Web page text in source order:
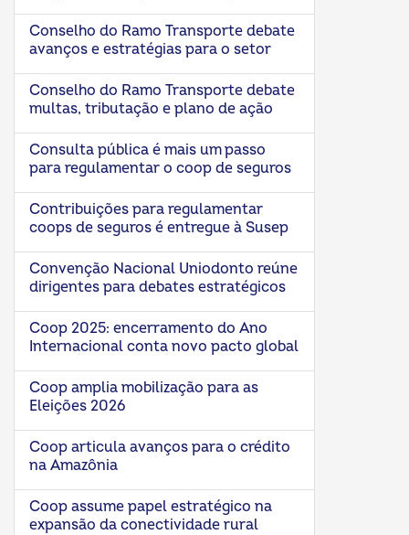
Conselho do Ramo Transporte debate
avanços e estratégias para o setor
Conselho do Ramo Transporte debate
multas, tributação e plano de ação
Consulta pública é mais um passo
para regulamentar o coop de seguros
Contribuições para regulamentar
coops de seguros é entregue à Susep
Convenção Nacional Uniodonto reúne
dirigentes para debates estratégicos
Coop 2025: encerramento do Ano
Internacional conta novo pacto global
Coop amplia mobilização para as
Eleições 2026
Coop articula avanços para o crédito
na Amazônia
Coop assume papel estratégico na
expansão da conectividade rural